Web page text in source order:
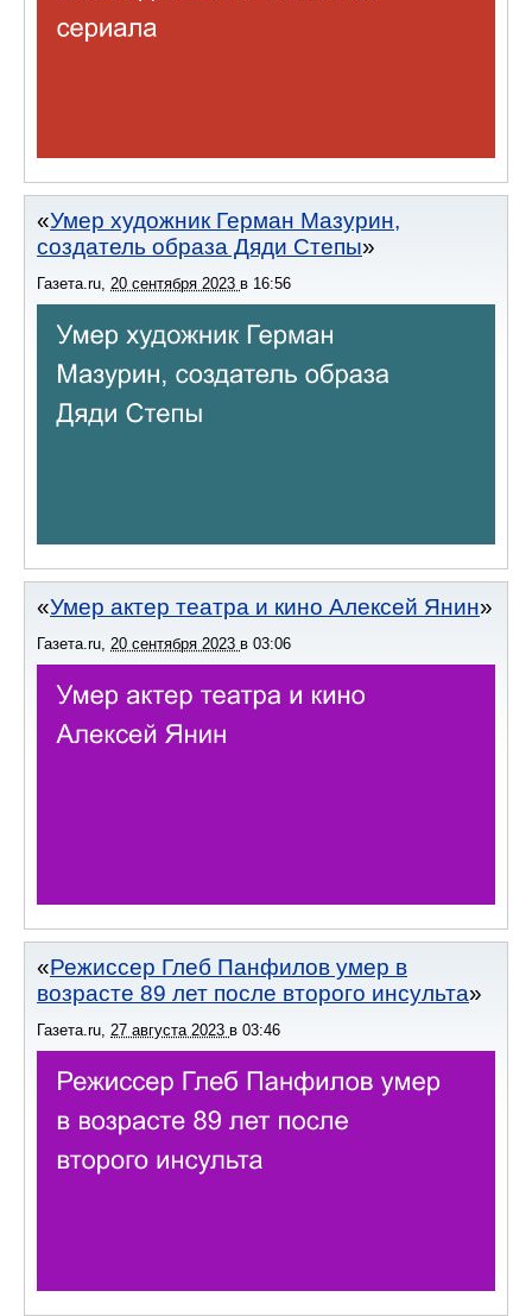
Умер художник Герман Мазурин,
создатель образа Дяди Степы
Газета.ru, 20 сентября 2023 в 16:56
Умер актер театра и кино Алексей Янин
Газета.ru, 20 сентября 2023 в 03:06
Режиссер Глеб Панфилов умер в
возрасте 89 лет после второго инсульта
Газета.ru 27 августа 2023 в 03:46